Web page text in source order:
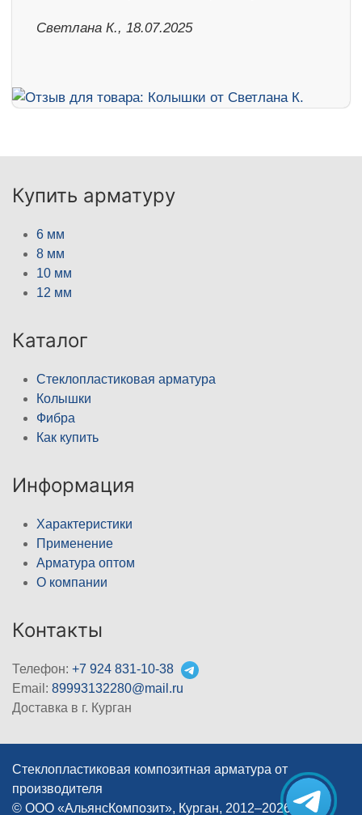
Светлана К., 18.07.2025
Купить арматуру
6 мм
8 мм
10 мм
12 мм
Каталог
Стеклопластиковая арматура
Колышки
Фибра
Как купить
Информация
Характеристики
Применение
Арматура оптом
О компании
Контакты
Телефон: +7 924 831-10-38
Email: 89993132280@mail.ru
Доставка в г. Курган
Стеклопластиковая композитная арматура от
производителя
© ООО «АльянсКомпозит», Курган, 2012–2026